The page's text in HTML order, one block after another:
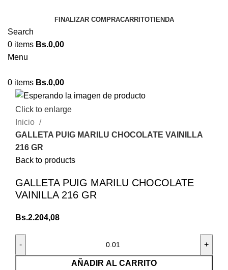
FINALIZAR COMPRACARRITOTIENDA
Search
0 items Bs.0,00
Menu
0 items Bs.0,00
Click to enlarge
Inicio
GALLETA PUIG MARILU CHOCOLATE VAINILLA
216 GR
Back to products
GALLETA PUIG MARILU CHOCOLATE
VAINILLA 216 GR
Bs.2.204,08
AÑADIR AL CARRITO